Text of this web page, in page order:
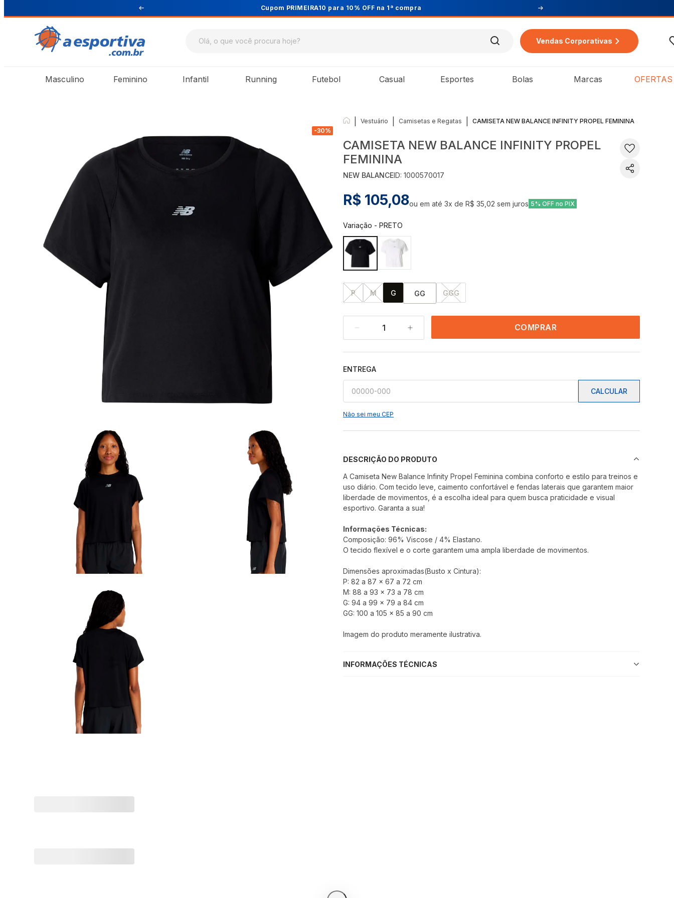
Cupom PRIMEIRA10 para 10% OFF na 1ª compra
Vendas Corporativas
Masculino Feminino Infantil Running Futebol Casual Esportes Bolas Marcas OFERTAS
-30%
Vestuário Camisetas e Regatas CAMISETA NEW BALANCE INFINITY PROPEL FEMININA
CAMISETA NEW BALANCE INFINITY PROPEL
FEMININA
NEW BALANCEID:1000570017
R$ 105,08ou em até3x deR$ 35,02 sem juros 5% OFF no PIX
Variação -PRETO
P M G GG GGG
1 COMPRAR
ENTREGA
CALCULAR
Não sei meu CEP
DESCRIÇÃO DO PRODUTO
A Camiseta New Balance Infinity Propel Feminina combina conforto e estilo para treinos e
uso diário. Com tecido leve, caimento confortável e fendas laterais que garantem maior
liberdade de movimentos, é a escolha ideal para quem busca praticidade e visual
esportivo. Garanta a sua!
Informações Técnicas:
Composição: 96% Viscose / 4% Elastano.
O tecido flexível e o corte garantem uma ampla liberdade de movimentos.
Dimensões aproximadas(Busto x Cintura):
P: 82 a 87 x 67 a 72 cm
M: 88 a 93 x 73 a 78 cm
G: 94 a 99 x 79 a 84 cm
GG: 100 a 105 x 85 a 90 cm
Imagem do produto meramente ilustrativa.
INFORMAÇÕES TÉCNICAS